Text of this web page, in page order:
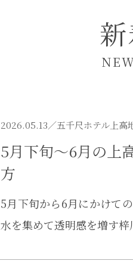
2026.05.13／五千尺ホテル上高
5月下旬～6月の上
方
5月下旬から6月にかけて
水を集めて透明感を増す